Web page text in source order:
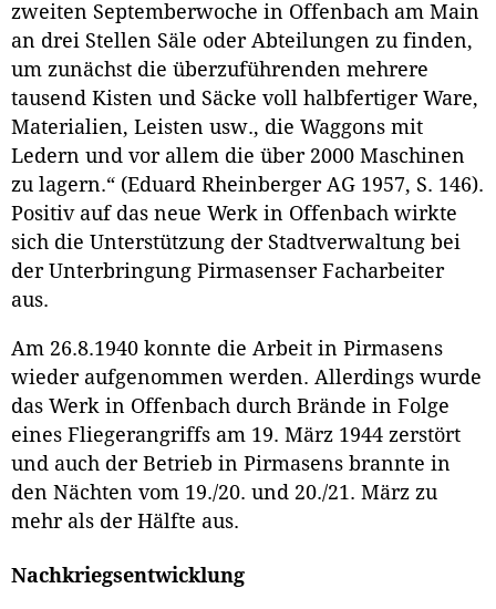
zweiten Septemberwoche in Offenbach am Main
an drei Stellen Säle oder Abteilungen zu finden,
um zunächst die überzuführenden mehrere
tausend Kisten und Säcke voll halbfertiger Ware,
Materialien, Leisten usw., die Waggons mit
Ledern und vor allem die über 2000 Maschinen
zu lagern.“ (Eduard Rheinberger AG 1957, S. 146).
Positiv auf das neue Werk in Offenbach wirkte
sich die Unterstützung der Stadtverwaltung bei
der Unterbringung Pirmasenser Facharbeiter
aus.
Am 26.8.1940 konnte die Arbeit in Pirmasens
wieder aufgenommen werden. Allerdings wurde
das Werk in Offenbach durch Brände in Folge
eines Fliegerangriffs am 19. März 1944 zerstört
und auch der Betrieb in Pirmasens brannte in
den Nächten vom 19./20. und 20./21. März zu
mehr als der Hälfte aus.
Nachkriegsentwicklung